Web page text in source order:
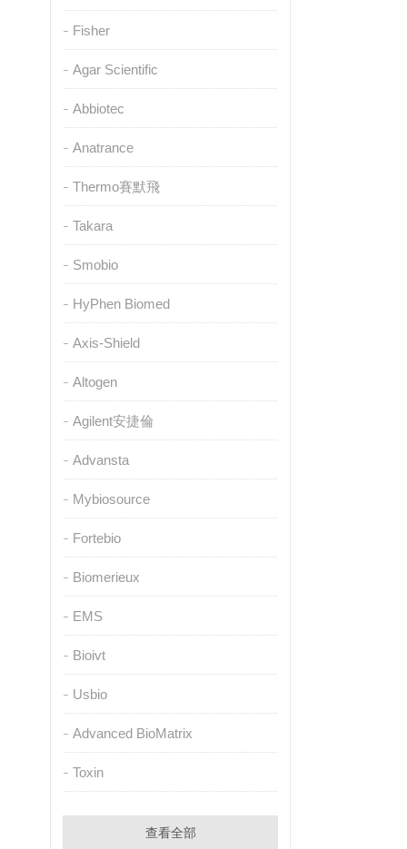
Fisher
Agar Scientific
Abbiotec
Anatrance
Thermo賽默飛
Takara
Smobio
HyPhen Biomed
Axis-Shield
Altogen
Agilent安捷倫
Advansta
Mybiosource
Fortebio
Biomerieux
EMS
Bioivt
Usbio
Advanced BioMatrix
Toxin
查看全部